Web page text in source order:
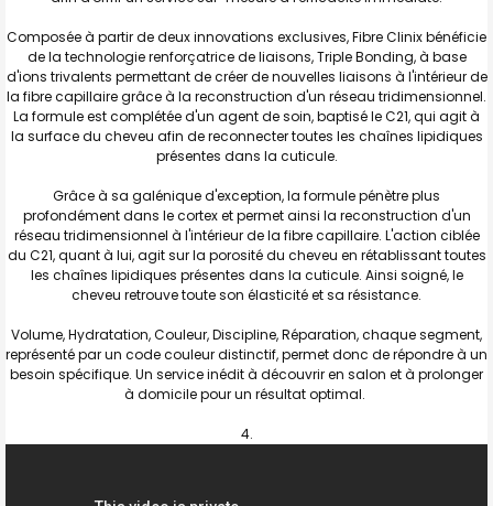
Composée à partir de deux innovations exclusives, Fibre Clinix bénéficie
de la technologie renforçatrice de liaisons, Triple Bonding, à base
d'ions trivalents permettant de créer de nouvelles liaisons à l'intérieur de
la fibre capillaire grâce à la reconstruction d'un réseau tridimensionnel.
La formule est complétée d'un agent de soin, baptisé le C21, qui agit à
la surface du cheveu afin de reconnecter toutes les chaînes lipidiques
présentes dans la cuticule.
Grâce à sa galénique d'exception, la formule pénètre plus
profondément dans le cortex et permet ainsi la reconstruction d'un
réseau tridimensionnel à l'intérieur de la fibre capillaire. L'action ciblée
du C21, quant à lui, agit sur la porosité du cheveu en rétablissant toutes
les chaînes lipidiques présentes dans la cuticule. Ainsi soigné, le
cheveu retrouve toute son élasticité et sa résistance.
Volume, Hydratation, Couleur, Discipline, Réparation, chaque segment,
représenté par un code couleur distinctif, permet donc de répondre à un
besoin spécifique. Un service inédit à découvrir en salon et à prolonger
à domicile pour un résultat optimal.